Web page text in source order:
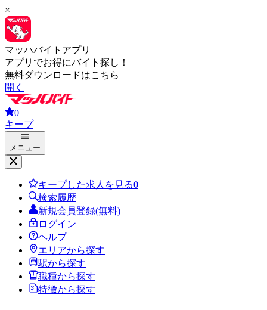
×
マッハバイトアプリ
アプリでお得にバイト探し！
無料ダウンロードはこちら
開く
0
キープ
メニュー
キープした求人を見る0
検索履歴
新規会員登録(無料)
ログイン
ヘルプ
エリアから探す
駅から探す
職種から探す
特徴から探す